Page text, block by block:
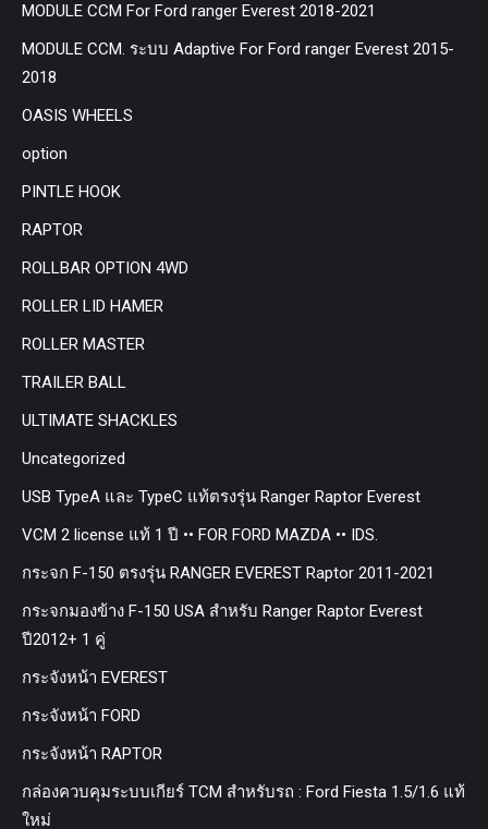
MODULE CCM For Ford ranger Everest 2018-2021
MODULE CCM. ระบบ Adaptive For Ford ranger Everest 2015-
2018
OASIS WHEELS
option
PINTLE HOOK
RAPTOR
ROLLBAR OPTION 4WD
ROLLER LID HAMER
ROLLER MASTER
TRAILER BALL
ULTIMATE SHACKLES
Uncategorized
USB TypeA และ TypeC แท้ตรงรุ่น Ranger Raptor Everest
VCM 2 license แท้ 1 ปี •• FOR FORD MAZDA •• IDS.
กระจก F-150 ตรงรุ่น RANGER EVEREST Raptor 2011-2021
กระจกมองข้าง F-150 USA สำหรับ Ranger Raptor Everest
ปี2012+ 1 คู่
กระจังหน้า EVEREST
กระจังหน้า FORD
กระจังหน้า RAPTOR
กล่องควบคุมระบบเกียร์ TCM สำหรับรถ : Ford Fiesta 1.5/1.6 แท้
ใหม่